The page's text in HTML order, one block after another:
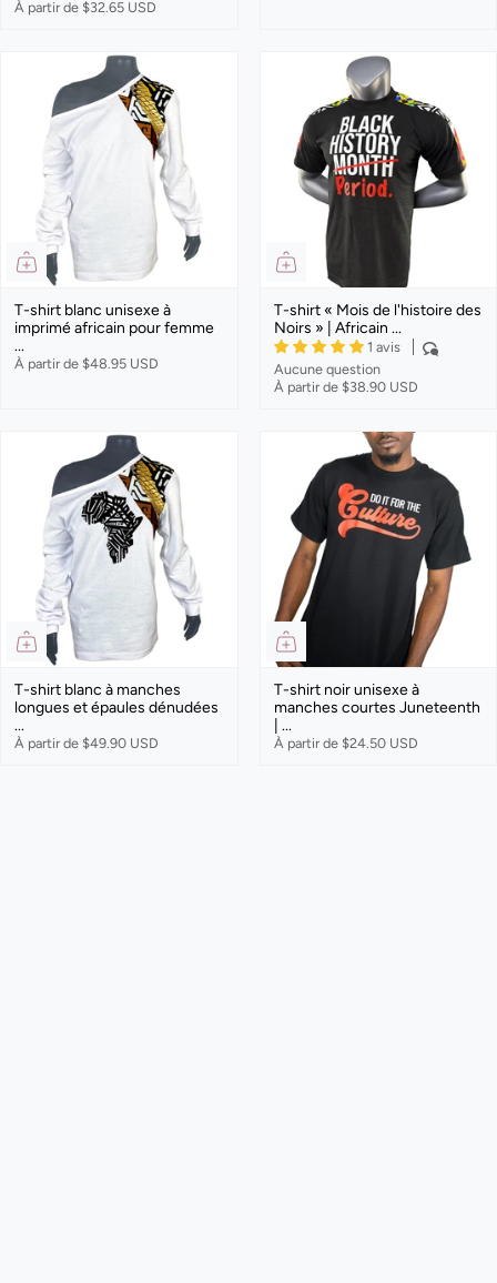
À partir de $32.65 USD
T-shirt blanc unisexe à
imprimé africain pour femme
...
À partir de $48.95 USD
T-shirt « Mois de l'histoire des
Noirs » | Africain ...
1 avis
Aucune question
À partir de$38.90 USD
T-shirt blanc à manches
longues et épaules dénudées
...
À partir de $49.90 USD
T-shirt noir unisexe à
manches courtes Juneteenth
| ...
À partir de$24.50 USD